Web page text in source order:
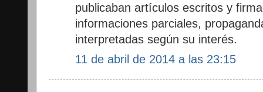
publicaban artículos escritos y
informaciones parciales,
interpretadas según su interés.
11 de abril de 2014 a las 23:15